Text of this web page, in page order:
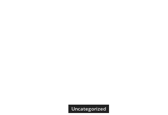
Uncategorized